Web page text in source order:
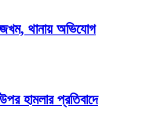
জখম, থানায় অভিযোগ
হামলার প্রতিবাদে